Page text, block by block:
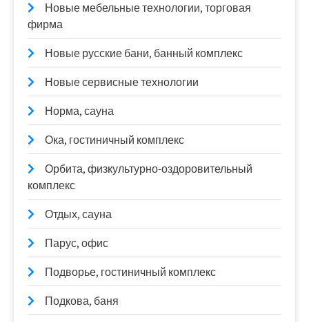
Новые мебельные технологии, торговая
фирма
Новые русские бани, банный комплекс
Новые сервисные технологии
Норма, сауна
Ока, гостиничный комплекс
Орбита, физкультурно-оздоровительный
комплекс
Отдых, сауна
Парус, офис
Подворье, гостиничный комплекс
Подкова, баня